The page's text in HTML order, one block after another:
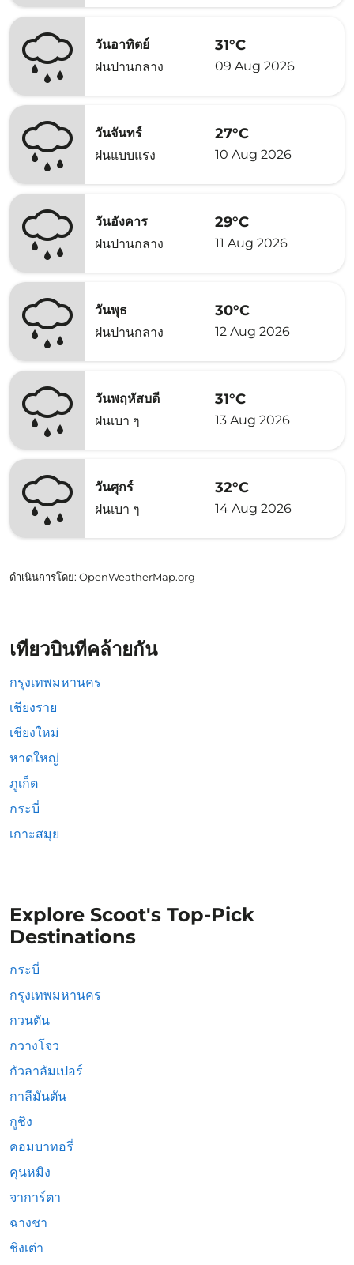
วันอาทิตย์
ฝนปานกลาง
31°C
09 Aug 2026
วันจันทร์
ฝนแบบแรง
27°C
10 Aug 2026
วันอังคาร
ฝนปานกลาง
29°C
11 Aug 2026
วันพุธ
ฝนปานกลาง
30°C
12 Aug 2026
วันพฤหัสบดี
ฝนเบา ๆ
31°C
13 Aug 2026
วันศุกร์
ฝนเบา ๆ
32°C
14 Aug 2026
ดำเนินการโดย: OpenWeatherMap.org
เที่ยวบินที่คล้ายกัน
กรุงเทพมหานคร
เชียงราย
เชียงใหม่
หาดใหญ่
ภูเก็ต
กระบี่
เกาะสมุย
Explore Scoot's Top-Pick
Destinations
กระบี่
กรุงเทพมหานคร
กวนตัน
กวางโจว
กัวลาลัมเปอร์
กาลีมันตัน
กูชิง
คอมบาทอรี่
คุนหมิง
จาการ์ตา
ฉางชา
ชิงเต่า